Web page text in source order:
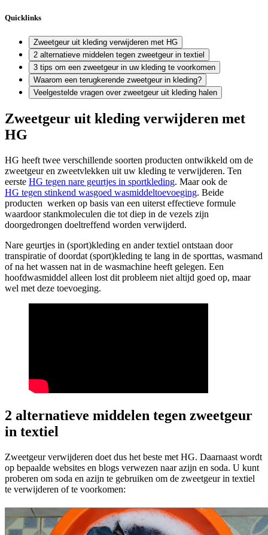
Quicklinks
Zweetgeur uit kleding verwijderen met HG
2 alternatieve middelen tegen zweetgeur in textiel
3 tips om een zweetgeur in uw kleding te voorkomen
Waarom een terugkerende zweetgeur in kleding?
Veelgestelde vragen over zweetgeur uit kleding halen
Zweetgeur uit kleding verwijderen met
HG
HG heeft twee verschillende soorten producten ontwikkeld om de
zweetgeur en zweetvlekken uit uw kleding te verwijderen. Ten
eerste HG tegen nare geurtjes in sportkleding. Maar ook de
HG tegen stinkend wasgoed wasmiddeltoevoeging. Beide
producten werken op basis van een uiterst effectieve formule
waardoor stankmoleculen die tot diep in de vezels zijn
doorgedrongen doeltreffend worden verwijderd.
Nare geurtjes in (sport)kleding en ander textiel ontstaan door
transpiratie of doordat (sport)kleding te lang in de sporttas, wasmand
of na het wassen nat in de wasmachine heeft gelegen. Een
hoofdwasmiddel alleen lost dit probleem niet altijd goed op, maar
wel met deze toevoeging.
2 alternatieve middelen tegen zweetgeur
in textiel
Zweetgeur verwijderen doet dus het beste met HG. Daarnaast wordt
op bepaalde websites en blogs verwezen naar azijn en soda. U kunt
proberen om soda en azijn te gebruiken om de zweetgeur in textiel
te verwijderen of te voorkomen: